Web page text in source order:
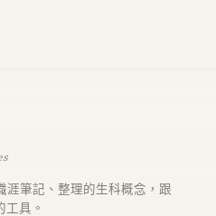
涯筆記、整理的生科概念，跟
具。